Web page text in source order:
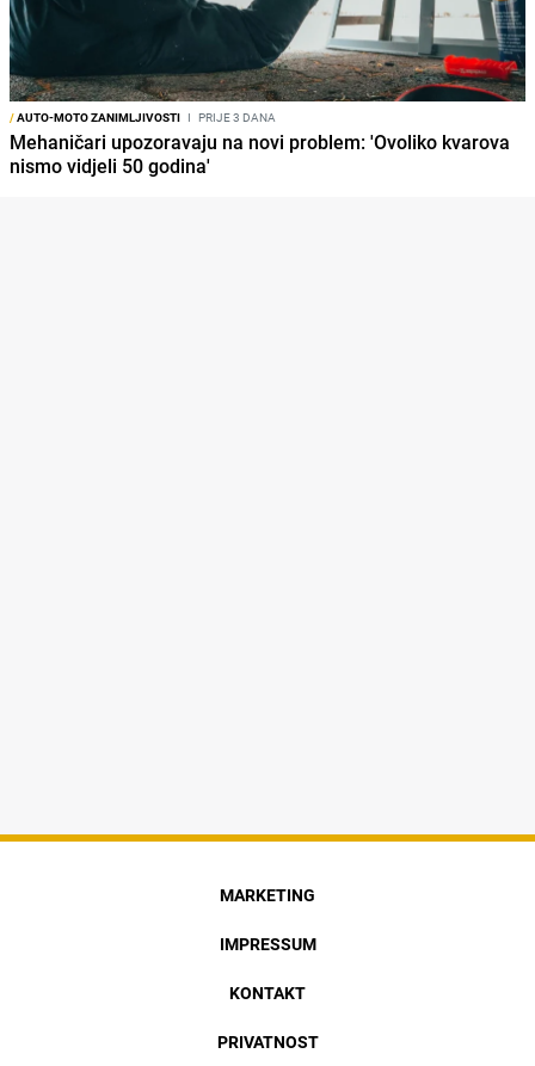
/AUTO-MOTO ZANIMLJIVOSTI I PRIJE 3 DANA
Mehaničari upozoravaju na novi problem: 'Ovoliko kvarova
nismo vidjeli 50 godina'
MARKETING
IMPRESSUM
KONTAKT
PRIVATNOST